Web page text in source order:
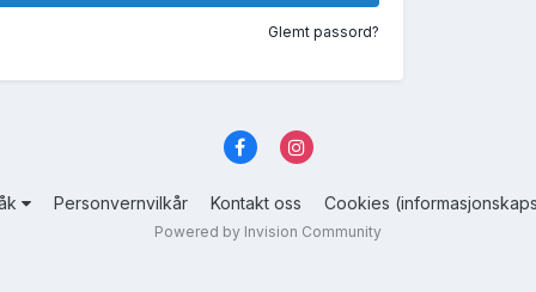
Glemt passord?
Personvernvilkår Kontakt oss Cookies
Powered by Invision Community